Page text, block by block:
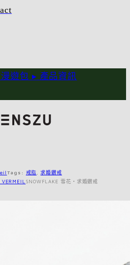
漫遊包 ▸ 產品資訊
Tags: 戒指 ,求婚鑽戒
SNOWFLAKE 雪花・求婚鑽戒